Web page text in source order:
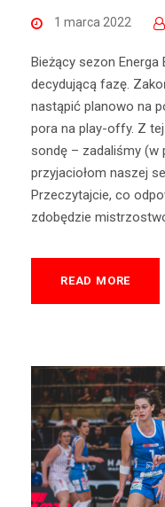
1 marca 2022
Bieżący sezon
decydującą fazę.
nastąpić planowo na
pora na play-offy. Z
sondę – zadaliśmy (w
przyjaciołom naszej
Przeczytajcie, co
zdobędzie
READ MORE